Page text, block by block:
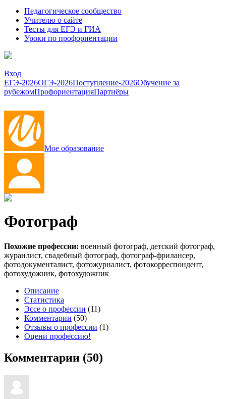
Педагогическое сообщество
Учителю о сайте
Тесты для ЕГЭ и ГИА
Уроки по профориентации
Вход
ЕГЭ-2026ОГЭ-2026Поступление-2026Обучение за
рубежомПрофориентацияПартнёры
Мое образование
Фотограф
Похожие профессии: военный фотограф, детский фотограф,
журанлист, свадебный фотограф, фотограф-фрилансер,
фотодокументалист, фотожурналист, фотокорреспондент,
фотохудожник, фотохудожник
Описание
Статистика
Эссе о профессии (11)
Комментарии (50)
Отзывы о профессии (1)
Оцени профессию!
Комментарии (50)